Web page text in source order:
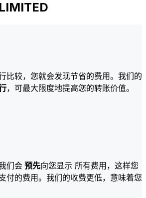
比较，您就会发现节省的费用。我们的
，可最大限度地提高您的转账价值。
们会 预先向您显示 所有费用，这样您
付的费用。我们的收费更低，意味着您